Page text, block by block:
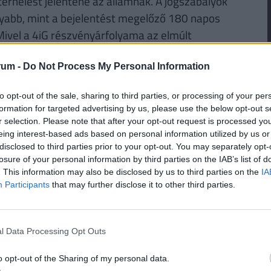
- Do Not Process My Personal Information
opt-out of the sale, sharing to third parties, or processing of your
for targeted advertising by us, please use the below opt-out
selection. Please note that after your opt-out request is processed
interest-based ads based on personal information utilized by us
to third parties prior to your opt-out. You may separately
of your personal information by third parties on the IAB’s list of
This information may also be disclosed by us to third parties on the
Participants that may further disclose it to other third parties.
Data Processing Opt Outs
opt-out of the Sharing of my personal data.
mint a bejelentést megelőző 180 napos
a 4iG részvényárfolyama az elmúlt
forint feletti szintről 2300 forint környékére
piaci értéket, és nagyjából 3000 forintnál
a 25 százalékos részesedéssel rendelkező
és felajánlaná részvényeit az
megvásárolni ezen a kötelező átlagáron,
jelentene a központi költségvetésnek.
tulajdonossá válna, kénytelen lenne
forintos konszolidált adósságállományáért
HA NYUGDÍJBA MEGY: EGYSZERŰ